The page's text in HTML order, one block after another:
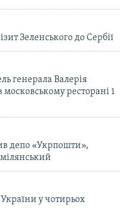
Зеленського до Сербії
генерала Валерія
ресторані 1
депо «Укрпошти»,
у чотирьох